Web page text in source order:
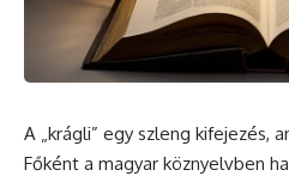
A „krágli” egy szleng kifejezés,
Főként a magyar köznyelvben